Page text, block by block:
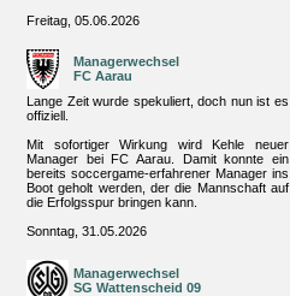
Freitag, 05.06.2026
Managerwechsel
FC Aarau
Lange Zeit wurde spekuliert, doch nun ist es
offiziell.
Mit sofortiger Wirkung wird Kehle neuer
Manager bei FC Aarau. Damit konnte ein
bereits soccergame-erfahrener Manager ins
Boot geholt werden, der die Mannschaft auf
die Erfolgsspur bringen kann.
Sonntag, 31.05.2026
Managerwechsel
SG Wattenscheid 09